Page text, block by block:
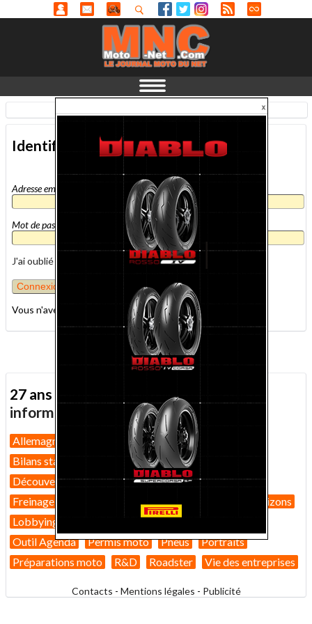
Identification
Adresse email
Mot de passe
J'ai oublié mon mot de passe
Vous n'avez pas encore de compte MNC ? inscrivez-vous
27 ans d'actualité moto :toutes nos
informations depuis 1999 !
Allemagne Assurance moto
Bilans marché 2026
Bilans statistiques
Casques
Dans Le Rétro
Découverte
Equipement pilote
Fiches techniques
Freinage
Guides pratiques High-tech
Horizons
Lobbying
Nouveautés 2026
Nouveautés 2027
Outil Agenda
Permis moto Pneus
Portraits
Préparations moto
R&D Roadster Vie des entreprises
Contacts - Mentions légales - Publicité